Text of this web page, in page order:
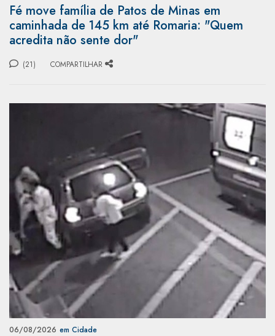
Fé move família de Patos de Minas em
caminhada de 145 km até Romaria: "Quem
acredita não sente dor"
(21) COMPARTILHAR
06/08/2026 em Cidade